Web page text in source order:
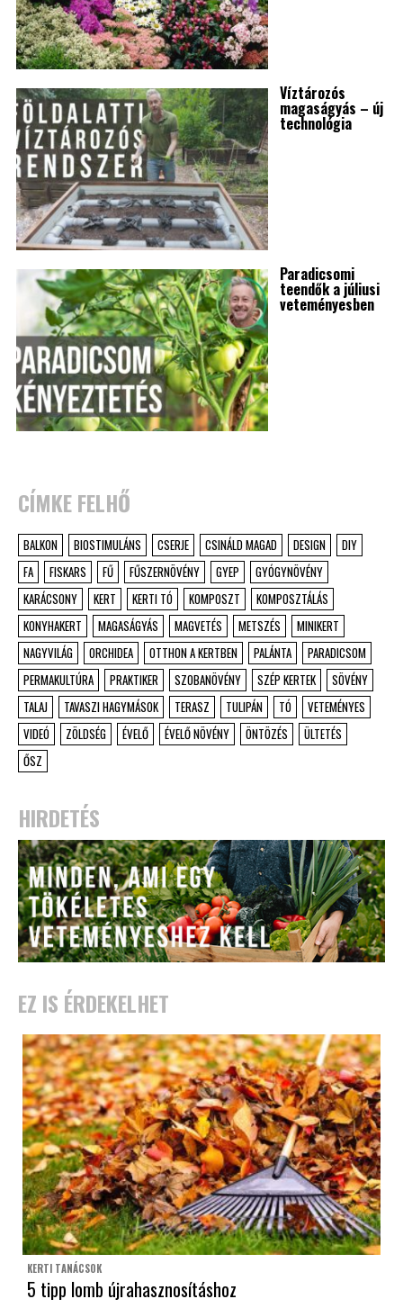
Víztározós
magaságyás – új
technológia
Paradicsomi
teendők a júliusi
veteményesben
CÍMKE FELHŐ
BALKON BIOSTIMULÁNS CSERJE CSINÁLD MAGAD DESIGN
DIY
FA
FISKARS FŰ FŰSZERNÖVÉNY GYEP
GYÓGYNÖVÉNY
KARÁCSONY
KERT KERTI TÓ KOMPOSZT
KOMPOSZTÁLÁS
KONYHAKERT
MAGASÁGYÁS MAGVETÉS METSZÉS
MINIKERT
NAGYVILÁG
ORCHIDEA OTTHON A KERTBEN PALÁNTA
PARADICSOM
PERMAKULTÚRA
PRAKTIKER SZOBANÖVÉNY SZÉP KERTEK
SÖVÉNY
TALAJ
TAVASZI HAGYMÁSOK TERASZ TULIPÁN TÓ
VETEMÉNYES
VIDEÓ
ZÖLDSÉG ÉVELŐ ÉVELŐ NÖVÉNY ÖNTÖZÉS
ÜLTETÉS
ŐSZ
HIRDETÉS
EZ IS ÉRDEKELHET
KERTI TANÁCSOK
5 tipp lomb újrahasznosításhoz